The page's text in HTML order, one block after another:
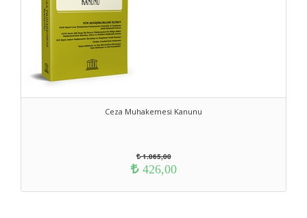
Ceza Muhakemesi Kanunu
1.065,00
426,00